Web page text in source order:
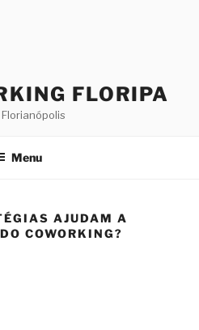
FLORIPA
Menu
AJUDAM A
COWORKING?